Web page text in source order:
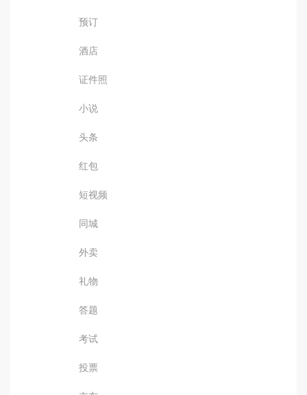
预订
酒店
证件照
小说
头条
红包
短视频
同城
外卖
礼物
答题
考试
投票